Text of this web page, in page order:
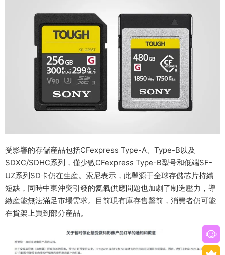
受影響的存儲産品包括CFexpress Type-A、Type-B以及
SDXC/SDHC系列，僅少數CFexpress Type-B型号和低端SF-
UZ系列SD卡仍在生産。索尼表示，此舉源于全球存儲芯片持續
短缺，同時中東沖突引發的氦氣供應問題也加劇了制造壓力，導
緻産能無法滿足市場需求。目前現有庫存售罄前，消費者仍可能
在貨架上買到部分産品。